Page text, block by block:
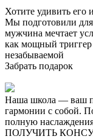
Хотите удивить его
Мы подготовили для
мужчина мечтает
как мощный триггер
незабываемой
Забрать подарок
Наша школа — ваш
гармонии с собой.
полную
ПОЛУЧИТЬ